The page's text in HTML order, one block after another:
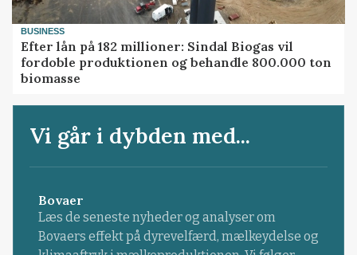
BUSINESS
Efter lån på 182 millioner: Sindal Biogas vil
fordoble produktionen og behandle 800.000 ton
biomasse
Vi går i dybden med...
Bovaer
Læs de seneste nyheder og analyser om
Bovaers effekt på dyrevelfærd, mælkeydelse og